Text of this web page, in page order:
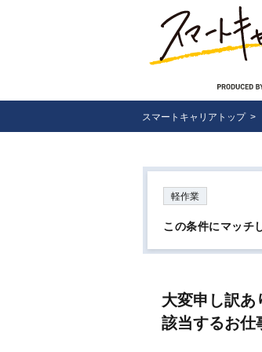
スマートキャリアトップ>
軽作業
この条件にマッチ
大変申し訳あ
該当するお仕